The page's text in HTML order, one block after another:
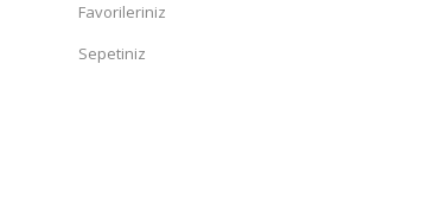
Favorileriniz
Sepetiniz